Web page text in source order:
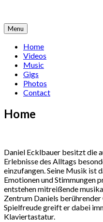
content
Menu
Home
Videos
Music
Gigs
Photos
Contact
Home
Daniel Ecklbauer besitzt die
Erlebnisse des Alltags
einzufangen. Seine Musik ist
Emotionen und Stimmungen
entstehen mitreißende
Zentrum Daniels
Spielfreude greift er dabei
Klaviertastatur.